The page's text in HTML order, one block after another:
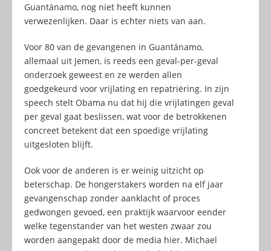
Guantánamo, nog niet heeft kunnen
verwezenlijken. Daar is echter niets van aan.
Voor 80 van de gevangenen in Guantánamo,
allemaal uit Jemen, is reeds een geval-per-geval
onderzoek geweest en ze werden allen
goedgekeurd voor vrijlating en repatriëring. In zijn
speech stelt Obama nu dat hij die vrijlatingen geval
per geval gaat beslissen, wat voor de betrokkenen
concreet betekent dat een spoedige vrijlating
uitgesloten blijft.
Ook voor de anderen is er weinig uitzicht op
beterschap. De hongerstakers worden na elf jaar
gevangenschap zonder aanklacht of proces
gedwongen gevoed, een praktijk waarvoor eender
welke tegenstander van het westen zwaar zou
worden aangepakt door de media hier. Michael